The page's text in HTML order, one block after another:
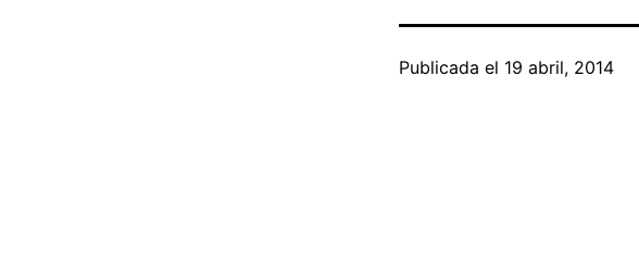
Publicada el 19 abril, 2014